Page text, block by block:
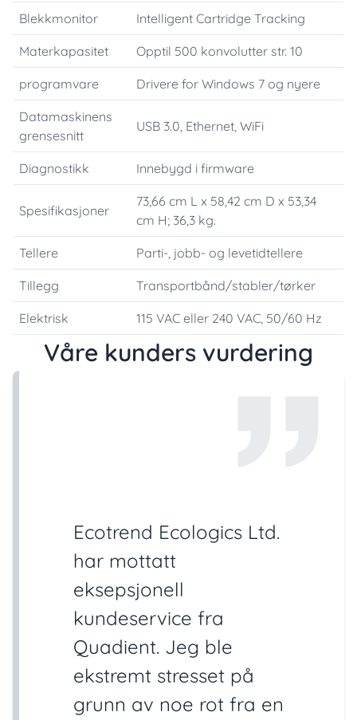
Blekkmonitor Intelligent Cartridge Tracking
Materkapasitet Opptil 500 konvolutter str. 10
programvare Drivere for Windows 7 og nyere
Datamaskinens
grensesnitt
USB 3.0, Ethernet, WiFi
Diagnostikk Innebygd i firmware
Spesifikasjoner
73,66 cm L x 58,42 cm D x 53,34
cm H; 36,3 kg.
Tellere Parti-, jobb- og levetidtellere
Tillegg Transportbånd/stabler/tørker
Elektrisk 115 VAC eller 240 VAC, 50/60 Hz
Våre kunders vurdering
Ecotrend Ecologics Ltd.
har mottatt
eksepsjonell
kundeservice fra
Quadient. Jeg ble
ekstremt stresset på
grunn av noe rot fra en